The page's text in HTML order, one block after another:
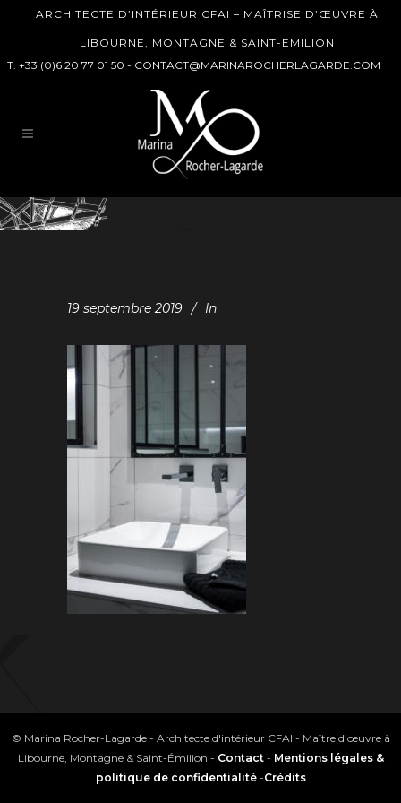
ARCHITECTE D’INTÉRIEUR CFAI – MAÎTRISE D’ŒUVRE À
LIBOURNE, MONTAGNE & SAINT-EMILION
T. +33 (0)6 20 77 01 50 - CONTACT@MARINAROCHERLAGARDE.COM
19 septembre 2019 In
© Marina Rocher-Lagarde - Architecte d'intérieur CFAI - Maître d’œuvre à
Libourne, Montagne & Saint-Émilion - Contact- Mentions légales &
politique de confidentialité-Crédits